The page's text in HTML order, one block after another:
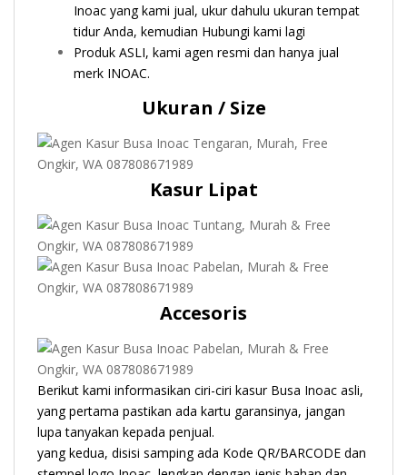
Inoac yang kami jual, ukur dahulu ukuran tempat
tidur Anda, kemudian Hubungi kami lagi
Produk ASLI, kami agen resmi dan hanya jual
merk INOAC.
Ukuran / Size
Kasur Lipat
Accesoris
Berikut kami informasikan ciri-ciri kasur Busa Inoac asli,
yang pertama pastikan ada kartu garansinya, jangan
lupa tanyakan kepada penjual.
yang kedua, disisi samping ada Kode QR/BARCODE dan